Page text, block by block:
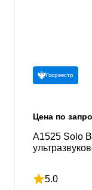
Госреестр
Цена по
А1525 Solo
5.0
Рейтинг 5 из 5